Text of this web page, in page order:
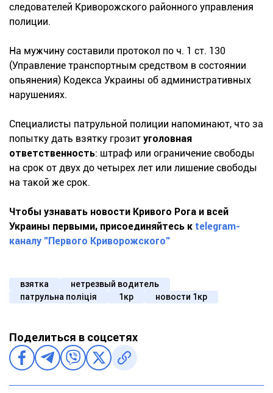
следователей Криворожского районного управления
полиции.
На мужчину составили протокол по ч. 1 ст. 130
(Управление транспортным средством в состоянии
опьянения) Кодекса Украины об административных
нарушениях.
Специалисты патрульной полиции напоминают, что за
попытку дать взятку грозит уголовная
ответственность: штраф или ограничение свободы
на срок от двух до четырех лет или лишение свободы
на такой же срок.
Чтобы узнавать новости Кривого Рога и всей
Украины первыми, присоединяйтесь к telegram-
каналу "Первого Криворожского"
взятка
нетрезвый водитель
патрульна поліція
1кр новости 1кр
Поделиться в соцсетях